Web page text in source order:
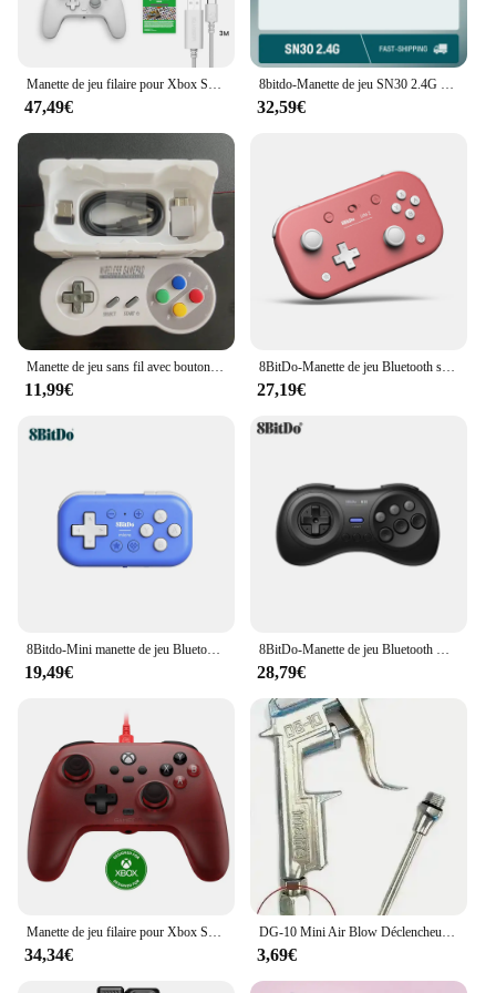
47,49€ 32,59€
11,99€
8BitDo-Manette de jeu Bluetooth sans fil Lite 2, manette de jeu avec vibration, manette de jeu pour Nintendo Switch Lite, Android, Raspberry Pi
27,19€
19,49€ 28,79€
34,34€ 3,69€